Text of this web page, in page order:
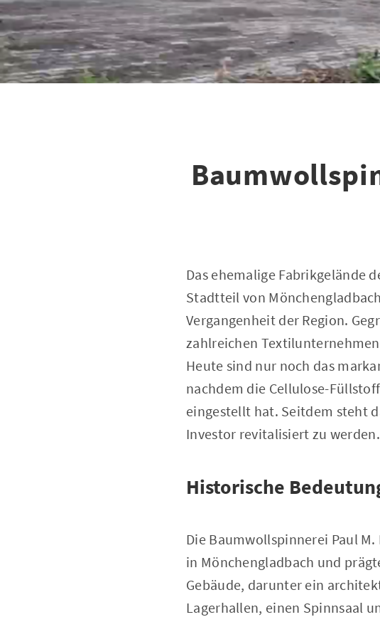
Das ehemalige Fabrikgelände
Stadtteil von
Vergangenheit der Region.
zahlreichen
Heute sind nur noch das
nachdem die Cellulose-
eingestellt hat. Seitdem steht
Investor revitalisiert zu werden.
Historische
Die Baumwollspinnerei Paul
in Mönchengladbach und
Gebäude, darunter ein
Lagerhallen, einen Spinnsaal